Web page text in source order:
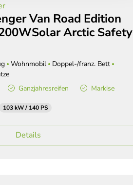
Van Road Edition
Arctic Safety
Wohnmobil
Doppel-/franz. Bett
Ganzjahresreifen Markise
103 kW / 140 PS
Details